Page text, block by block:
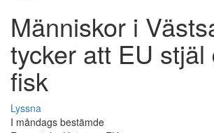
Människor i
tycker att EU stjäl
fisk
Lyssna
I måndags bestämde